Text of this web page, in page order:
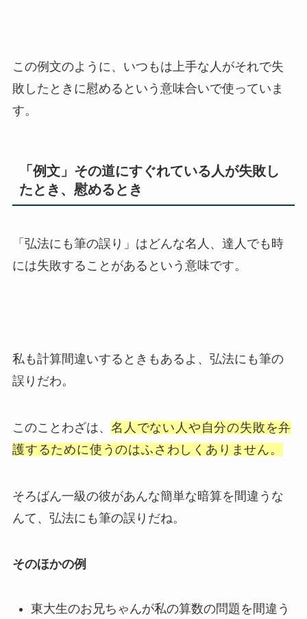
この例文のように、いつもは上手な人がそれで失
敗したときに慰めるという意味合いで使っていま
す。
「例文」その道にすぐれている人が失敗し
たとき、慰めるとき
「弘法にも筆の誤り」はどんな名人、達人でも時
には失敗することがあるという意味です。
私も計算間違いするときもあるよ、弘法にも筆の
誤りだわ。
このことわざは、 名人でない人や自分の失敗を弁
護するために使うのはふさわしくありません。
そろばん一級の彼があんな簡単な暗算を間違うな
んて、弘法にも筆の誤りだね。
そのほかの例
東大生のお兄ちゃんが私の算数の問題を間違う